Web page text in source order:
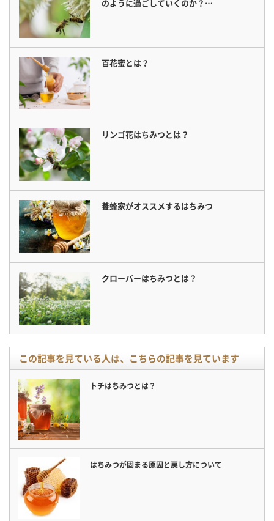
のように過ごしていくのか？…
百花蜜とは？
リンゴ花はちみつとは？
養蜂家がオススメするはちみつ
クローバーはちみつとは？
この記事を見ている人は、こちらの記事を見ています
トチはちみつとは？
はちみつが固まる原因と戻し方について